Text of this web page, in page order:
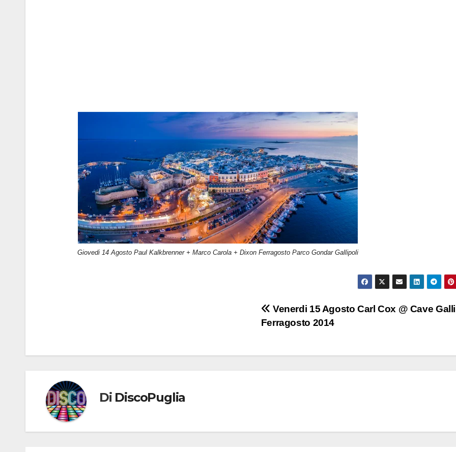
Giovedi 14 Agosto Paul Kalkbrenner + Marco Carola + Dixon Ferragosto Parco Gondar Gallipoli
Venerdi 15 Agosto Carl Cox @ Cave
Ferragosto 2014
Di DiscoPuglia